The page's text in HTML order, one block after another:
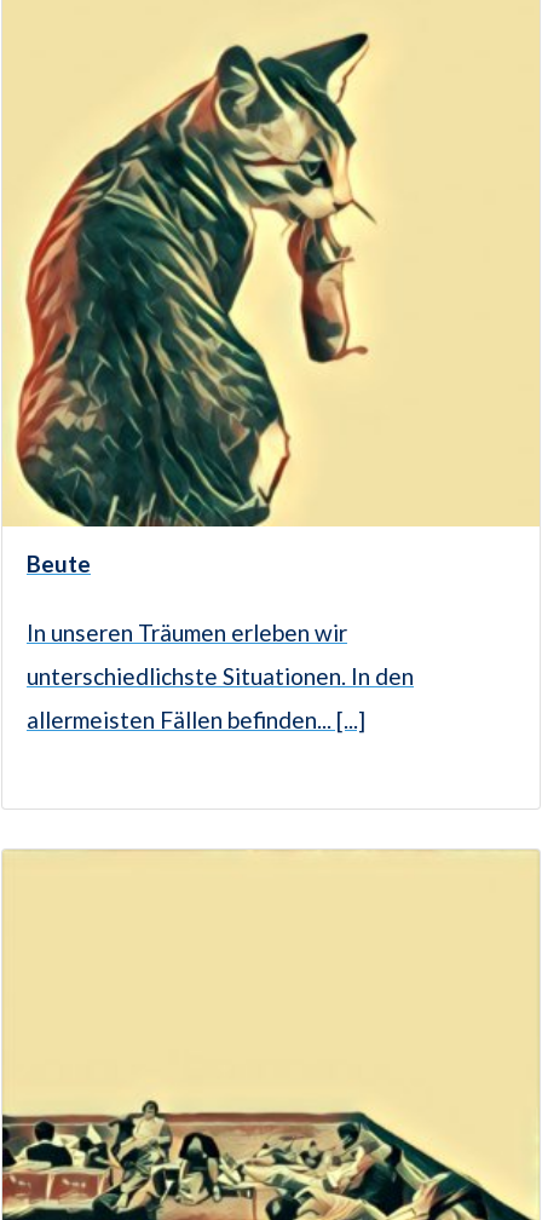
Beute
In unseren Träumen erleben wir
unterschiedlichste Situationen. In den
allermeisten Fällen befinden... [...]